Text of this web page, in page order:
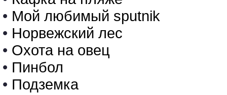
• Мой любимый sputnik
• Норвежский лес
• Охота на овец
• Пинбол
• Подземка